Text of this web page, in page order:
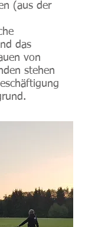
(aus der
das
von
stehen